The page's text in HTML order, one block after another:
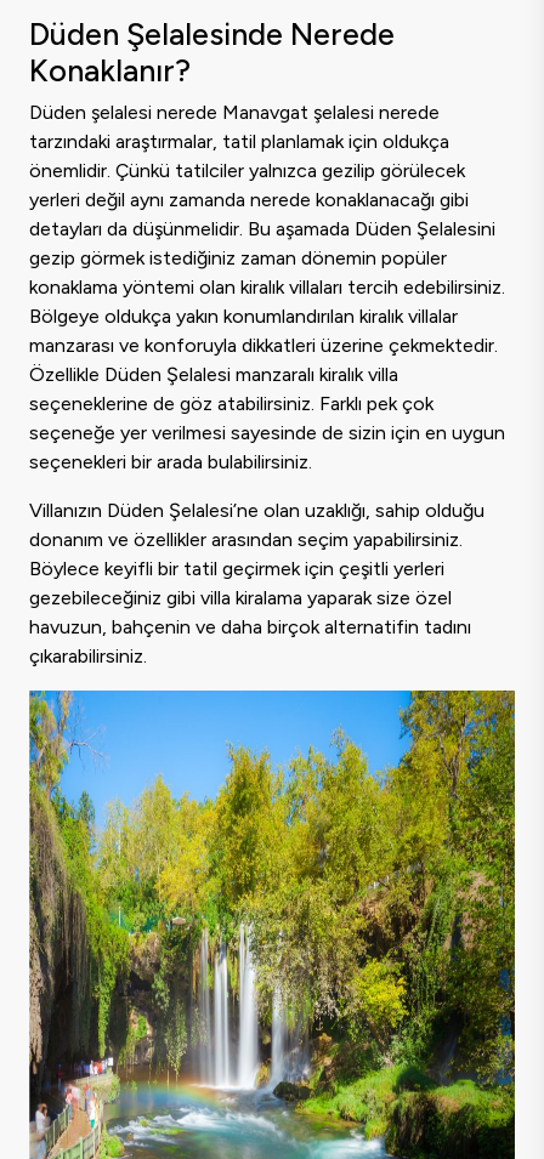
Düden Şelalesinde Nerede
Konaklanır?
Düden şelalesi nerede Manavgat şelalesi nerede
tarzındaki araştırmalar, tatil planlamak için oldukça
önemlidir. Çünkü tatilciler yalnızca gezilip görülecek
yerleri değil aynı zamanda nerede konaklanacağı gibi
detayları da düşünmelidir. Bu aşamada Düden Şelalesini
gezip görmek istediğiniz zaman dönemin popüler
konaklama yöntemi olan kiralık villaları tercih edebilirsiniz.
Bölgeye oldukça yakın konumlandırılan kiralık villalar
manzarası ve konforuyla dikkatleri üzerine çekmektedir.
Özellikle Düden Şelalesi manzaralı kiralık villa
seçeneklerine de göz atabilirsiniz. Farklı pek çok
seçeneğe yer verilmesi sayesinde de sizin için en uygun
seçenekleri bir arada bulabilirsiniz.
Villanızın Düden Şelalesi’ne olan uzaklığı, sahip olduğu
donanım ve özellikler arasından seçim yapabilirsiniz.
Böylece keyifli bir tatil geçirmek için çeşitli yerleri
gezebileceğiniz gibi villa kiralama yaparak size özel
havuzun, bahçenin ve daha birçok alternatifin tadını
çıkarabilirsiniz.